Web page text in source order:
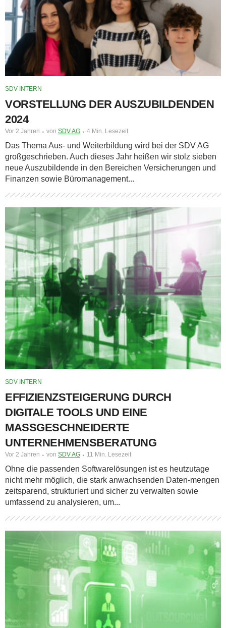
SDV INTERN
VORSTELLUNG DER AUSZUBILDENDEN
2024
Vor 2 Jahren von SDV AG 4 Min. Lesezeit
Das Thema Aus- und Weiterbildung wird bei der SDV AG
groß­geschrieben. Auch dieses Jahr heißen wir stolz sieben
neue Auszubildende in den Bereichen Versicherungen und
Finanzen sowie Büromanagement...
SDV INTERN
EFFIZIENZSTEIGERUNG DURCH
DIGITALE TOOLS UND EINE
MASSGESCHNEIDERTE U
NTERNEHMENSBERATUNG
Vor 2 Jahren von SDV AG 11 Min. Lesezeit
Ohne die passenden Softwarelösungen ist es heutzutage
nicht mehr möglich, die stark anwachsenden Daten-mengen
zeitsparend, strukturiert und sicher zu verwalten sowie
umfassend zu analysieren, um...